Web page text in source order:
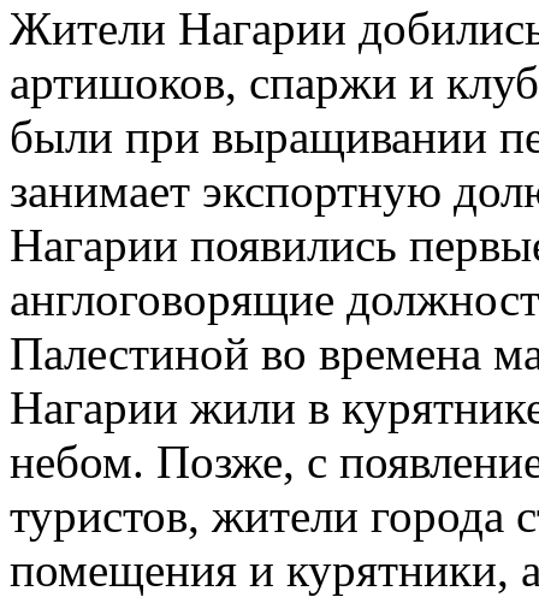
Жители Нагарии
артишоков, спаржи и
были при выращивании
занимает экспортную
Нагарии появились
англоговорящие
Палестиной во времена
Нагарии жили в
небом. Позже, с
туристов, жители города
помещения и курятники,